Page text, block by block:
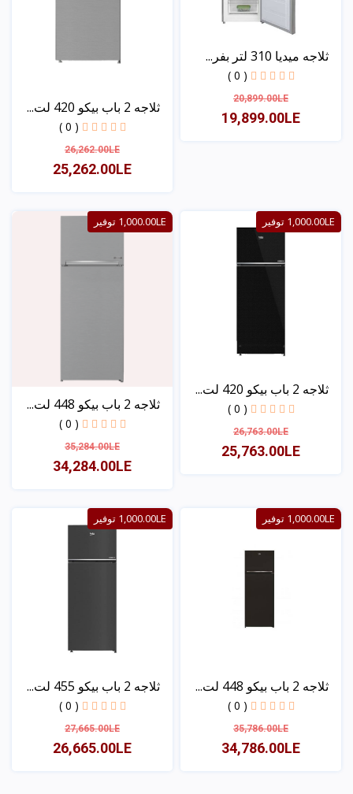
ثلاجه ميديا 310 لتر بفر...
( 0 )
20,899.00LE
19,899.00LE
ثلاجه 2 باب بيكو 420 لت...
( 0 )
26,262.00LE
25,262.00LE
عرض
1,000.00LE توفير
ثلاجه 2 باب بيكو 420 لت...
( 0 )
26,763.00LE
25,763.00LE
1,000.00LE توفير
ثلاجه 2 باب بيكو 448 لت...
( 0 )
35,284.00LE
34,284.00LE
عرض
1,000.00LE توفير
ثلاجه 2 باب بيكو 448 لت...
( 0 )
35,786.00LE
34,786.00LE
1,000.00LE توفير
ثلاجه 2 باب بيكو 455 لت...
( 0 )
27,665.00LE
26,665.00LE